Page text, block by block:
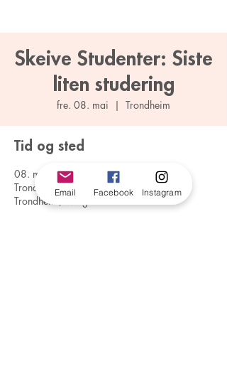
Skeive Studenter: Siste
liten studering
fre. 08. mai
  |
Trondheim
Tid og sted
08. mai 2026, 12:00 – 16:00
Trondheim, Vangslunds Gate 2, 7030
Trondheim, Norge
Email Facebook Instagram